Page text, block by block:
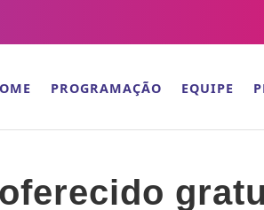
PROGRAMAÇÃO EQUIPE